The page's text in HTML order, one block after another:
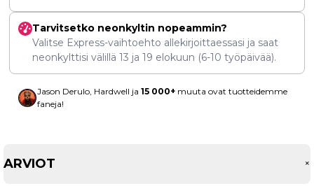
Tarvitsetko neonkyltin nopeammin?
Valitse Express-vaihtoehto allekirjoittaessasi ja saat
neonkylttisi välillä 13 ja 19 elokuun (6-10 työpäivää).
Jason Derulo, Hardwell ja 15 000+ muuta ovat tuotteidemme
faneja!
ARVIOT +